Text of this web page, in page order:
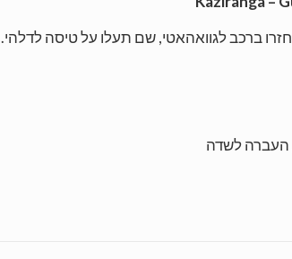
ברכב לגוואהאטי, שם תעלו על טיסה לדלהי.
לשדה